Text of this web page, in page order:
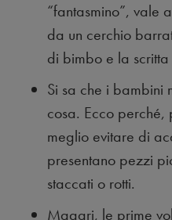
“fantasmino”, vale
da un cerchio
di bimbo e la scritta
Si sa che i bambini
cosa. Ecco
meglio evitare di
presentano pezzi
staccati o rotti.
Magari, le prime